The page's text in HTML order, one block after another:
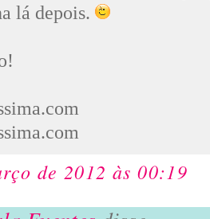
lá depois.
de 2012 às 00:19